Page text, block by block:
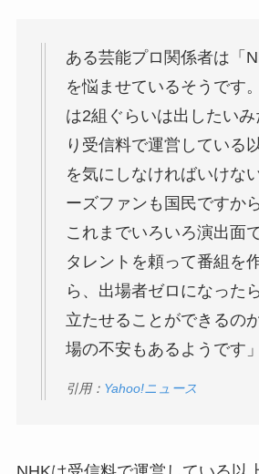
ある芸能プロ関係者は「
を悩ませているそうです
は2組ぐらいは出したい
り受信料で運営している
を気にしなければいけな
ーズファンも国民ですか
これまでいろいろ演出面
タレントを頼って番組を
ら、出場者ゼロになった
立たせることができるの
場の不安もあるようです」
引用： Yahoo!ニュース